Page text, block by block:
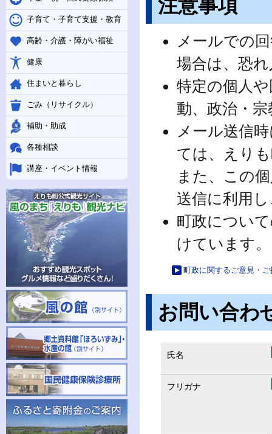
注意事項
メールでの
場合は、恐
特定の個人
動、政治・
メール送信
ては、えり
また、この
送信に利用
町政につい
けています。
町政に関するご意見・ご
お問い合わ
氏名
フリガナ
子育て・子育て支援・教育
高齢・介護・障がい福祉
健康
住まいと暮らし
ごみ（リサイクル）
補助・助成
各種相談
講座・イベント情報